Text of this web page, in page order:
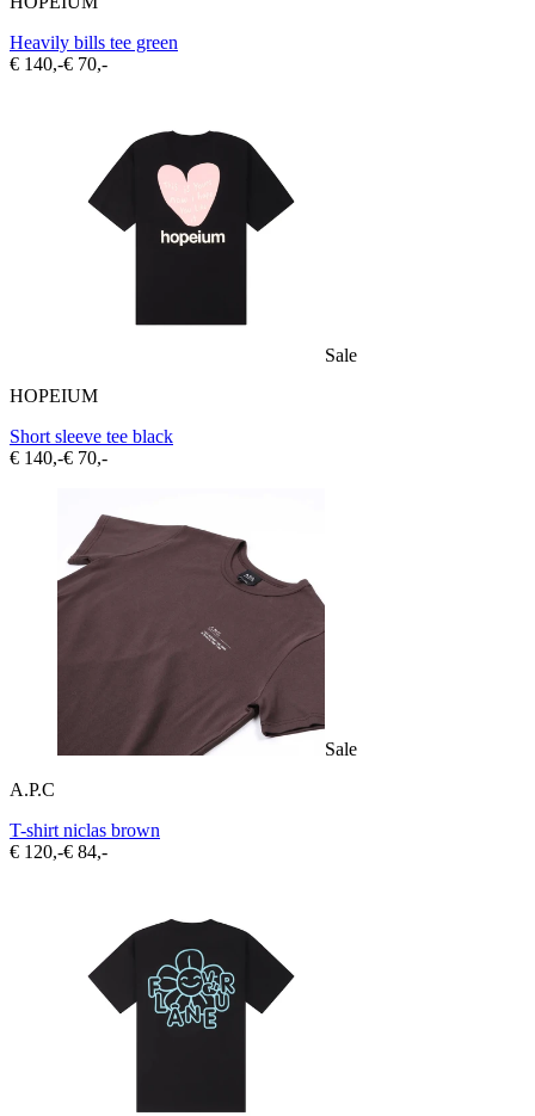
Heavily bills tee green
€ 140,-€ 70,-
Sale
HOPEIUM
Short sleeve tee black
€ 140,-€ 70,-
Sale
A.P.C
T-shirt niclas brown
€ 120,-€ 84,-